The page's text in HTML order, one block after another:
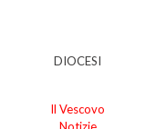
DIOCESI
Il Vescovo